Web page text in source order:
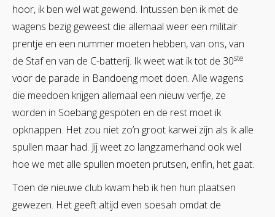
hoor, ik ben wel wat gewend. Intussen ben ik met de
wagens bezig geweest die allemaal weer een militair
prentje en een nummer moeten hebben, van ons, van
de Staf en van de C-batterij. Ik weet wat ik tot de 30ste
voor de parade in Bandoeng moet doen. Alle wagens
die meedoen krijgen allemaal een nieuw verfje, ze
worden in Soebang gespoten en de rest moet ik
opknappen. Het zou niet zo’n groot karwei zijn als ik alle
spullen maar had. Jij weet zo langzamerhand ook wel
hoe we met alle spullen moeten prutsen, enfin, het gaat.
Toen de nieuwe club kwam heb ik hen hun plaatsen
gewezen. Het geeft altijd even soesah omdat de